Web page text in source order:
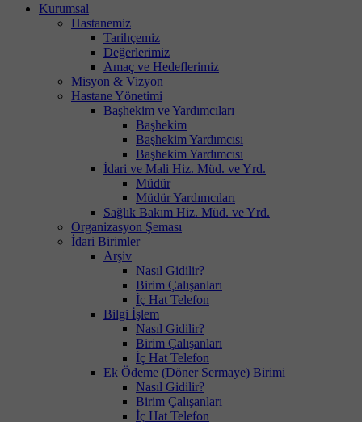
Kurumsal
Hastanemiz
Tarihçemiz
Değerlerimiz
Amaç ve Hedeflerimiz
Misyon & Vizyon
Hastane Yönetimi
Başhekim ve Yardımcıları
Başhekim
Başhekim Yardımcısı
Başhekim Yardımcısı
İdari ve Mali Hiz. Müd. ve Yrd.
Müdür
Müdür Yardımcıları
Sağlık Bakım Hiz. Müd. ve Yrd.
Organizasyon Şeması
İdari Birimler
Arşiv
Nasıl Gidilir?
Birim Çalışanları
İç Hat Telefon
Bilgi İşlem
Nasıl Gidilir?
Birim Çalışanları
İç Hat Telefon
Ek Ödeme (Döner Sermaye) Birimi
Nasıl Gidilir?
Birim Çalışanları
İç Hat Telefon